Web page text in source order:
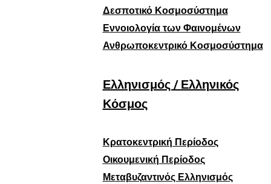
Δεσποτικό Κοσμοσύστημα
Εννοιολογία των Φαινομένων
Ανθρωποκεντρικό Κοσμοσύστημα
Ελληνισμός / Ελληνικός
Κόσμος
Κρατοκεντρική Περίοδος
Οικουμενική Περίοδος
Μεταβυζαντινός Ελληνισμός